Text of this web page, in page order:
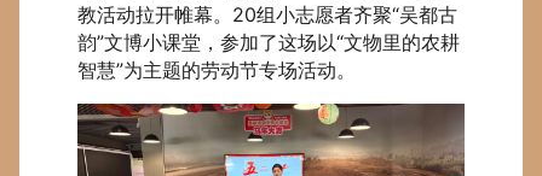
教活动拉开帷幕。20组小志愿者齐聚“吴都古
韵”文博小课堂，参加了这场以“文物里的农耕
智慧”为主题的劳动节专场活动。